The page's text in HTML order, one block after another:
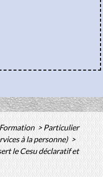
> Particulier
à la personne)>
le Cesu déclaratif et